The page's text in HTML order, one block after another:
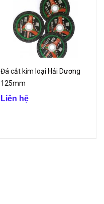
Đá cắt kim loại Hải Dương
125mm
Liên hệ